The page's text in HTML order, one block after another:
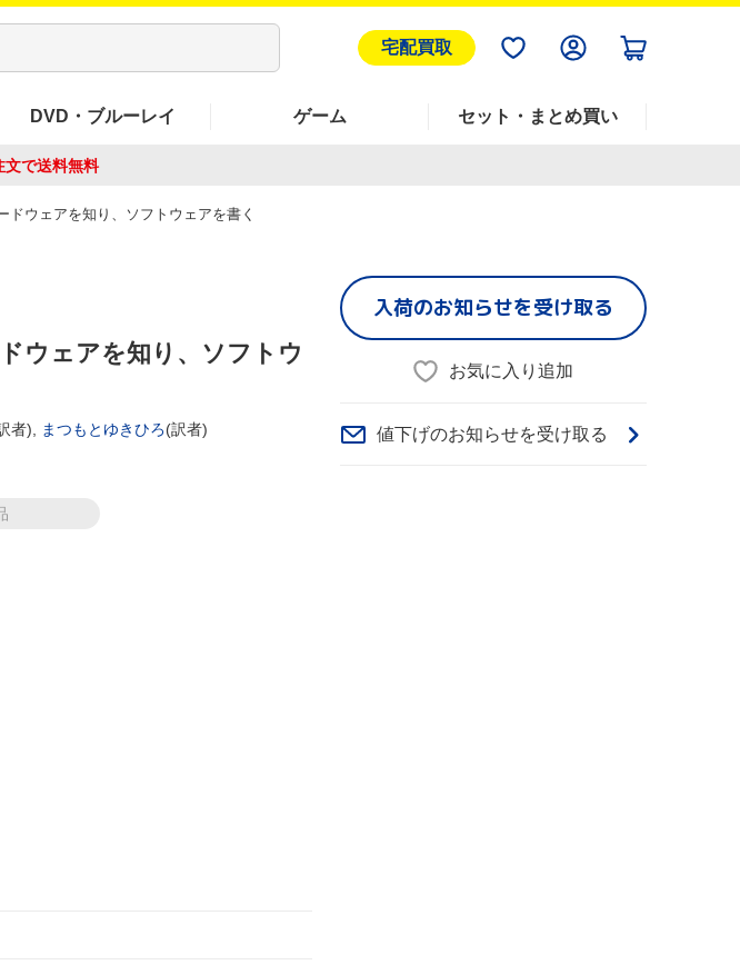
宅配買取
DVD・ブルーレイ ゲーム セット・まとめ買い
文で送料無料
ドウェアを知り、ソフトウェアを書く
ウェアを知り、ソフトウ
者), まつもとゆきひろ(訳者)
入荷のお知らせを受け取る
お気に入り追加
値下げのお知らせを受け取る